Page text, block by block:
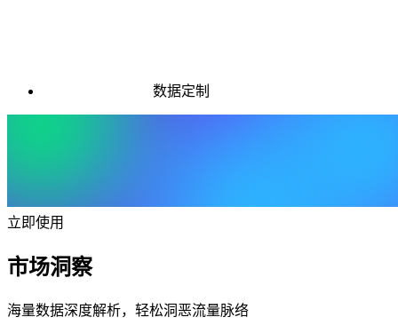
数据定制
立即使用
市场洞察
海量数据深度解析，轻松洞恶流量脉络